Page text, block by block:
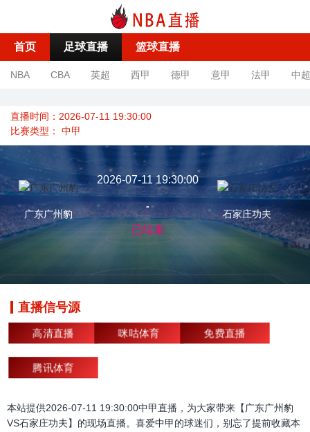
首页 足球直播 篮球直播
NBA CBA 英超 西甲 德甲 意甲 法甲 中超
直播时间：2026-07-11 19:30:00
比赛类型： 中甲
广东广州豹
2026-07-11 19:30:00
-
已结束
石家庄功夫
直播信号源
高清直播 咪咕体育 免费直播
腾讯体育
本站提供2026-07-11 19:30:00中甲直播，为大家带来【广东广州豹
VS石家庄功夫】的现场直播。喜爱中甲的球迷们，别忘了提前收藏本